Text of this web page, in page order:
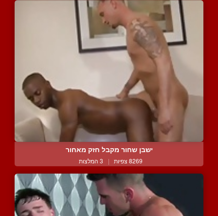
ישבן שחור מקבל חזק מאחור
8269 צפיות | 3 המלצות